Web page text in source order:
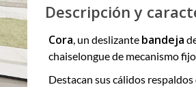
Descripción y
Cora , un deslizante bandeja
chaiselongue de mecanismo
Destacan sus cálidos respaldos